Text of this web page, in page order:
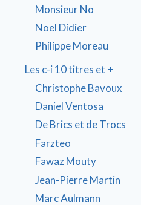
Monsieur No
Noel Didier
Philippe Moreau
Les c-i 10 titres et +
Christophe Bavoux
Daniel Ventosa
De Brics et de Trocs
Farzteo
Fawaz Mouty
Jean-Pierre Martin
Marc Aulmann